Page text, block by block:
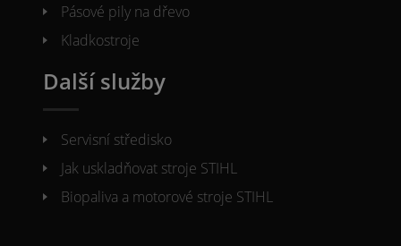
Pásové pily na dřevo
Kladkostroje
Další služby
Servisní středisko
Jak uskladňovat stroje STIHL
Biopaliva a motorové stroje STIHL